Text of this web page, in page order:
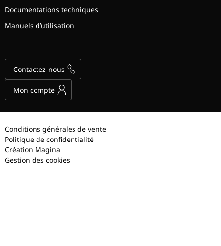
Documentations techniques
Manuels d’utilisation
Contactez-nous
Mon compte
Conditions générales de vente
Politique de confidentialité
Création Magina
Gestion des cookies